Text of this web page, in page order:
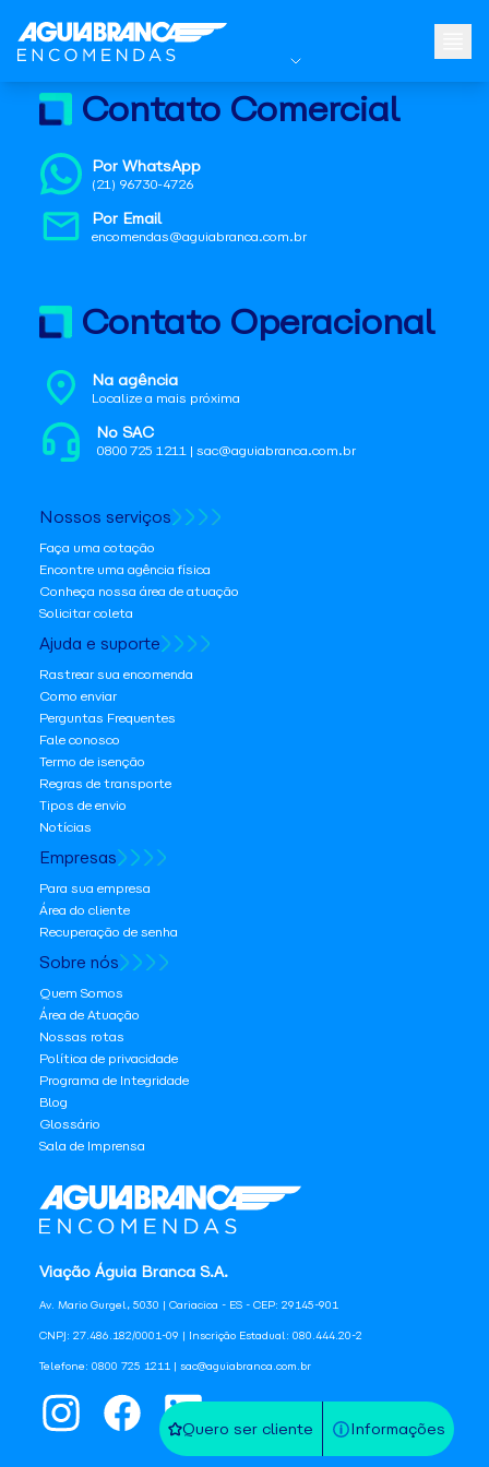
Quero ser cliente Informações
Viação Águia Branca S.A.
Av. Mario Gurgel, 5030 | Cariacica - ES - CEP: 29145-901
CNPJ: 27.486.182/0001-09 | Inscrição Estadual: 080.444.20-2
Telefone: 0800 725 1211 | sac@aguiabranca.com.br
Contato Comercial
Por WhatsApp
(21) 96730-4726
Por Email
encomendas@aguiabranca.com.br
Contato Operacional
Na agência
Localize a mais próxima
No SAC
0800 725 1211 | sac@aguiabranca.com.br
Nossos serviços
Faça uma cotação
Encontre uma agência física
Conheça nossa área de atuação
Solicitar coleta
Ajuda e suporte
Rastrear sua encomenda
Como enviar
Perguntas Frequentes
Fale conosco
Termo de isenção
Regras de transporte
Tipos de envio
Notícias
Empresas
Para sua empresa
Área do cliente
Recuperação de senha
Sobre nós
Quem Somos
Área de Atuação
Nossas rotas
Política de privacidade
Programa de Integridade
Blog
Glossário
Sala de Imprensa